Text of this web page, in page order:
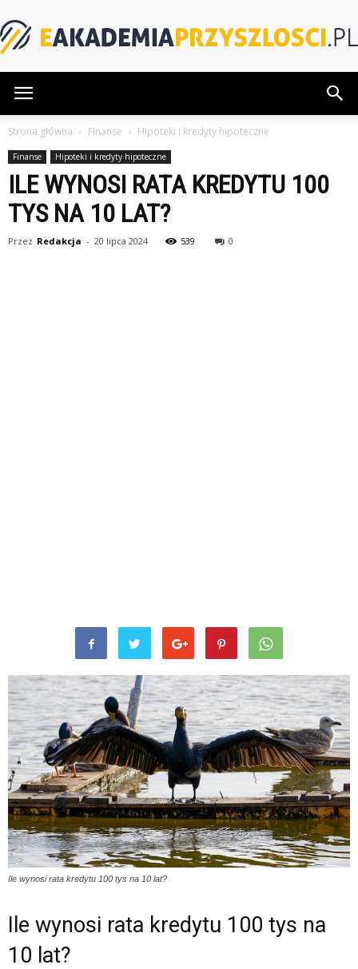
Strona główna Finanse Hipoteki i kredyty hipoteczne
Finanse Hipoteki i kredyty hipoteczne
ILE WYNOSI RATA KREDYTU 100
TYS NA 10 LAT?
Przez Redakcja - 20 lipca 2024 539 0
Ile wynosi rata kredytu 100 tys na 10 lat?
Ile wynosi rata kredytu 100 tys na
10 lat?